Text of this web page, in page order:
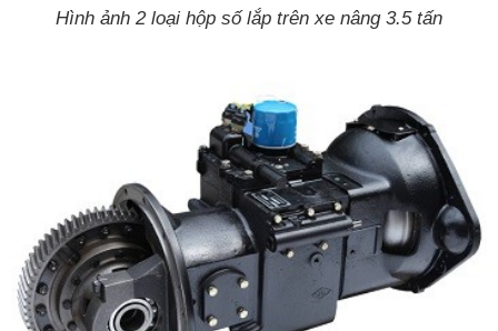
Hình ảnh 2 loại hộp số lắp trên xe nâng 3.5 tấn